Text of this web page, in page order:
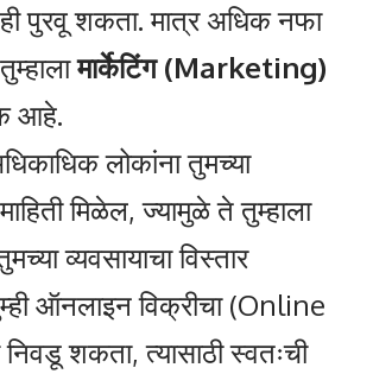
पुरवू शकता. मात्र अधिक नफा
मार्केटिंग (Marketing)
आहे.
लोकांना तुमच्या
मिळेल, ज्यामुळे ते तुम्हाला
व्यवसायाचा विस्तार
ऑनलाइन विक्रीचा (Online
शकता, त्यासाठी स्वतःची